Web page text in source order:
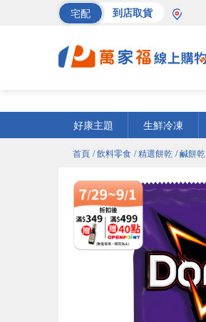
宅配 到店取貨
好康主題
生鮮冷凍
首頁 / 飲料零食 / 精選餅乾 / 鹹餅乾